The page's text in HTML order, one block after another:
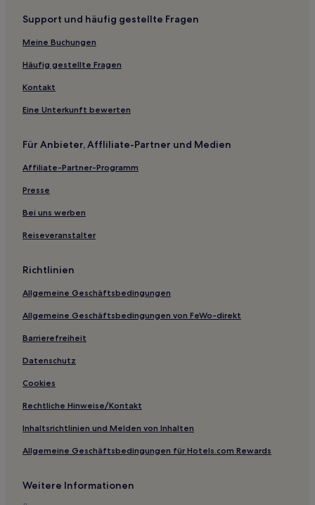
Support und häufig gestellte Fragen
Meine Buchungen
Häufig gestellte Fragen
Kontakt
Eine Unterkunft bewerten
Für Anbieter, Affliliate-Partner und Medien
Affiliate-Partner-Programm
Presse
Bei uns werben
Reiseveranstalter
Richtlinien
Allgemeine Geschäftsbedingungen
Allgemeine Geschäftsbedingungen von FeWo-direkt
Barrierefreiheit
Datenschutz
Cookies
Rechtliche Hinweise/Kontakt
Inhaltsrichtlinien und Melden von Inhalten
Allgemeine Geschäftsbedingungen für Hotels.com Rewards
Weitere Informationen